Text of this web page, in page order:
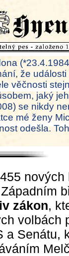
že
věčnosti
jaký
se nikdy
mé ženy
odešla.
nových
zákon,
volbách
a Senátu,